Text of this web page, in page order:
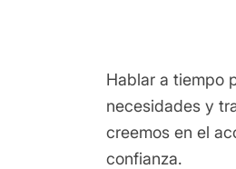
Hablar a tiempo
necesidades y
creemos en el
confianza.